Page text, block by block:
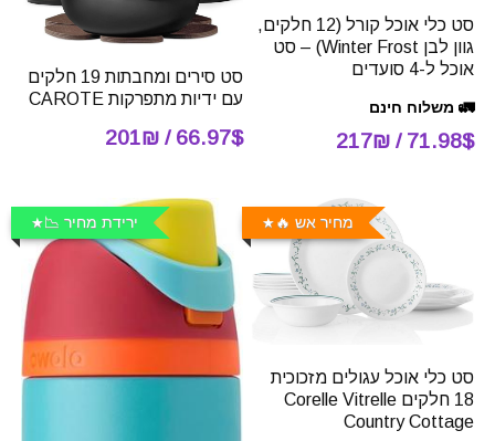
סט כלי אוכל קורל (12 חלקים,
גוון לבן Winter Frost) – סט
אוכל ל-4 סועדים
🚛 משלוח חינם
71.98$ / 217₪
סט סירים ומחבתות 19 חלקים
עם ידיות מתפרקות CAROTE
66.97$ / 201₪
מחיר אש 🔥
סט כלי אוכל עגולים מזכוכית
18 חלקים Corelle Vitrelle
Country Cottage
ירידת מחיר 📉